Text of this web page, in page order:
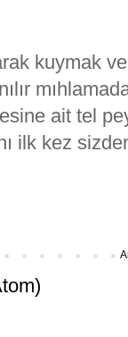
kuymak
ait tel
ilk kez